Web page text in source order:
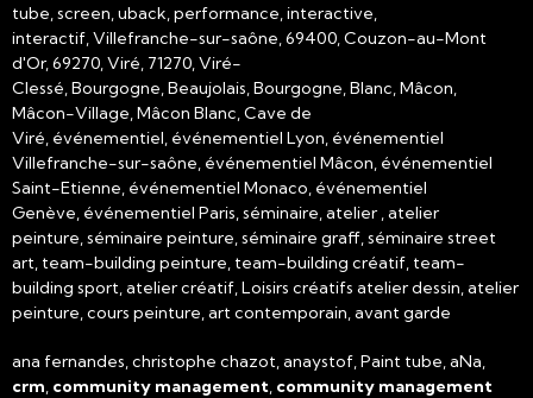
tube, screen, uback, performance, interactive,
interactif, Villefranche-sur-saône, 69400, Couzon-au-Mont
d'Or, 69270, Viré, 71270, Viré-
Clessé, Bourgogne, Beaujolais, Bourgogne, Blanc, Mâcon,
Mâcon-Village, Mâcon Blanc, Cave de
Viré, événementiel, événementiel Lyon, événementiel
Villefranche-sur-saône, événementiel Mâcon, événementiel
Saint-Etienne, événementiel Monaco, événementiel
Genève, événementiel Paris, séminaire, atelier , atelier
peinture, séminaire peinture, séminaire graff, séminaire street
art, team-building peinture, team-building créatif, team-
building sport, atelier créatif, Loisirs créatifs atelier dessin, atelier
peinture, cours peinture, art contemporain, avant garde
ana fernandes, christophe chazot, anaystof, Paint tube, aNa,
crm, community management, community management